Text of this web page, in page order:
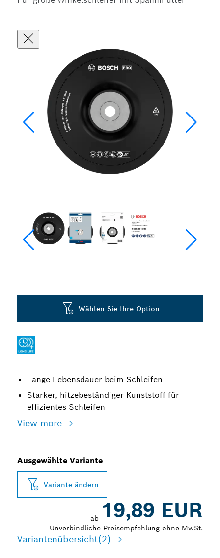
Lange Lebensdauer beim Schleifen
Starker, hitzebeständiger Kunststoff für
effizientes Schleifen
View more
Wählen Sie Ihre Option
Ausgewählte Variante
Variante ändern
ab 19,89 EUR
Unverbindliche Preisempfehlung ohne MwSt.
Variantenübersicht(2)